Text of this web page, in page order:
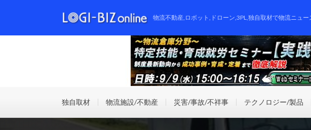
物流不動産,ロボット,ドローン,3PL,独自取材で物流ニュー
独自取材 物流施設/不動産 災害/事故/不祥事 テクノロジー/製品